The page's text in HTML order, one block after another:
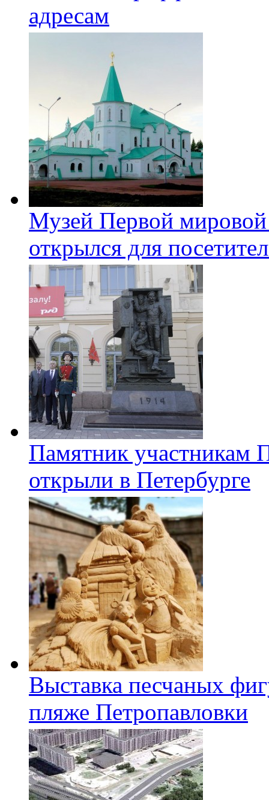
адресам
Музей Первой
открылся для
Памятник участникам
открыли в Петербурге
Выставка песчаных
пляже Петропавловки